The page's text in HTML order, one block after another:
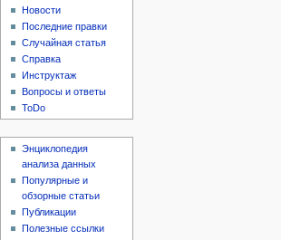
Новости
Последние правки
Случайная статья
Справка
Инструктаж
Вопросы и ответы
ToDo
Энциклопедия
анализа данных
Популярные и
обзорные статьи
Публикации
Полезные ссылки